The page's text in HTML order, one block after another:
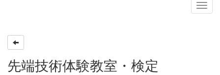
先端技術体験教室・検定